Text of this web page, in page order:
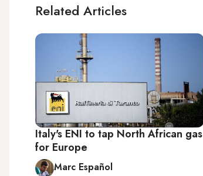
Related Articles
Italy's ENI to tap North African gas
for Europe
Marc Español